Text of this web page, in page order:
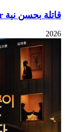
قاتلة بحسن نية A Bona Fide Killer
2026